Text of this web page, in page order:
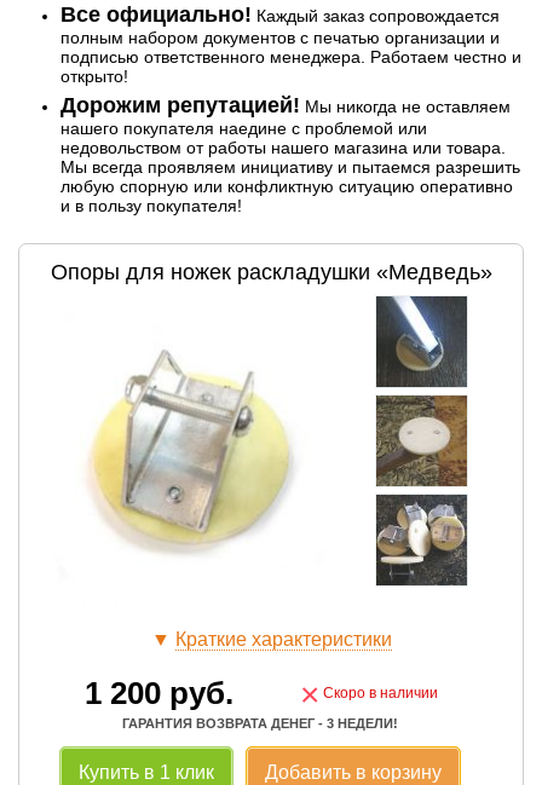
Все официально! Каждый заказ сопровождается
полным набором документов с печатью организации и
подписью ответственного менеджера. Работаем честно и
открыто!
Дорожим репутацией! Мы никогда не оставляем
нашего покупателя наедине с проблемой или
недовольством от работы нашего магазина или товара.
Мы всегда проявляем инициативу и пытаемся разрешить
любую спорную или конфликтную ситуацию оперативно
и в пользу покупателя!
Опоры для ножек раскладушки «Медведь»
▼ Краткие характеристики
1 200руб. × Скоро в наличии
ГАРАНТИЯ ВОЗВРАТА ДЕНЕГ - 3 НЕДЕЛИ!
Купить в 1 клик Добавить в корзину